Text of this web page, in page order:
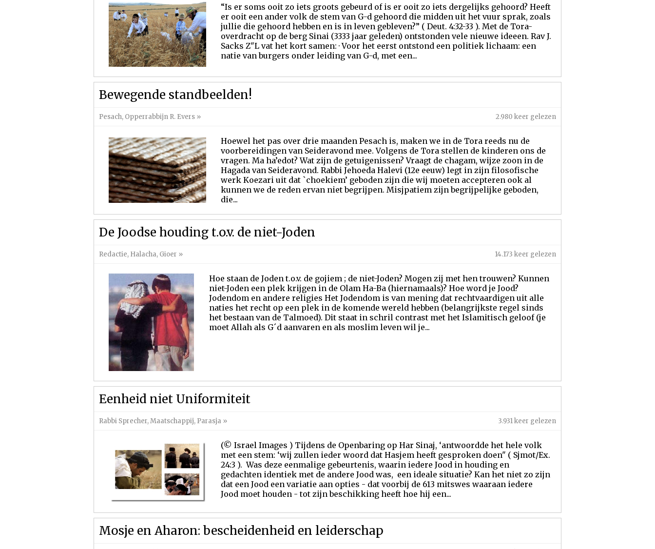
“Is er soms ooit zo iets groots gebeurd of is er ooit zo iets dergelijks gehoord? Heeft
er ooit een ander volk de stem van G-d gehoord die midden uit het vuur sprak, zoals
jullie die gehoord hebben en is in leven gebleven?” ( Deut. 4:32-33 ). Met de Tora-
overdracht op de berg Sinai (3333 jaar geleden) ontstonden vele nieuwe ideeen. Rav J.
Sacks Z"L vat het kort samen: · Voor het eerst ontstond een politiek lichaam: een
natie van burgers onder leiding van G-d, met een...
Bewegende standbeelden!
Pesach, Opperrabbijn R. Evers » 2.980 keer gelezen
Hoewel het pas over drie maanden Pesach is, maken we in de Tora reeds nu de
voorbereidingen van Seideravond mee. Volgens de Tora stellen de kinderen ons de
vragen. Ma ha’edot? Wat zijn de getuigenissen? Vraagt de chagam, wijze zoon in de
Hagada van Seideravond. Rabbi Jehoeda Halevi (12e eeuw) legt in zijn filosofische
werk Koezari uit dat `choekiem’ geboden zijn die wij moeten accepteren ook al
kunnen we de reden ervan niet begrijpen. Misjpatiem zijn begrijpelijke geboden,
die...
De Joodse houding t.o.v. de niet-Joden
Redactie, Halacha, Gioer » 14.173 keer gelezen
Hoe staan de Joden t.o.v. de gojiem ; de niet-Joden? Mogen zij met hen trouwen? Kunnen
niet-Joden een plek krijgen in de Olam Ha-Ba (hiernamaals)? Hoe word je Jood?
Jodendom en andere religies Het Jodendom is van mening dat rechtvaardigen uit alle
naties het recht op een plek in de komende wereld hebben (belangrijkste regel sinds
het bestaan van de Talmoed). Dit staat in schril contrast met het Islamitisch geloof (je
moet Allah als G´d aanvaren en als moslim leven wil je...
Eenheid niet Uniformiteit
Rabbi Sprecher,Maatschappij, Parasja » 3.931 keer gelezen
(© Israel Images ) Tijdens de Openbaring op Har Sinaj, ‘antwoordde het hele volk
met een stem: ‘wij zullen ieder woord dat Hasjem heeft gesproken doen" ( Sjmot/Ex.
24:3 ). Was deze eenmalige gebeurtenis, waarin iedere Jood in houding en
gedachten identiek met de andere Jood was, een ideale situatie? Kan het niet zo zijn
dat een Jood een variatie aan opties - dat voorbij de 613 mitswes waaraan iedere
Jood moet houden - tot zijn beschikking heeft hoe hij een...
Mosje en Aharon: bescheidenheid en leiderschap